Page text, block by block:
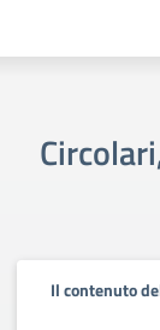
Il contenuto